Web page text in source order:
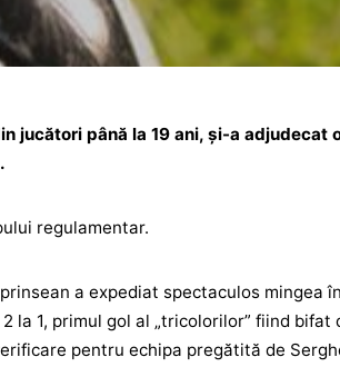
jucători până la 19 ani, și-a adjudecat
regulamentar.
a expediat spectaculos mingea
la 1, primul gol al „tricolorilor” fiind bifat
pentru echipa pregătită de